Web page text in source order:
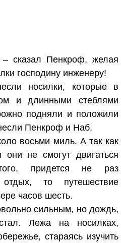
сказал Пенкроф, желая
господину инженеру!
носилки, которые в
и длинными стеблями
подняли и положили
Пенкроф и Наб.
восьми миль. А так как
не смогут двигаться
придется не раз
то путешествие
часов шесть.
сильным, но дождь,
Лежа на носилках,
стараясь изучить